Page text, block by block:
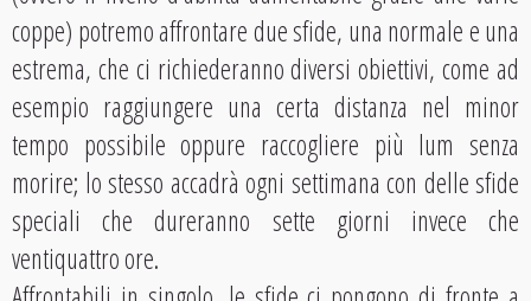
coppe) potremo affrontare due sfide, una normale e una
estrema, che ci richiederanno diversi obiettivi, come ad
esempio raggiungere una certa distanza nel minor
tempo possibile oppure raccogliere più lum senza
morire; lo stesso accadrà ogni settimana con delle sfide
speciali che dureranno sette giorni invece che
ventiquattro ore.